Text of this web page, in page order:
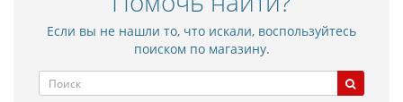
Если вы не нашли то, что искали, воспользуйтесь
поиском по магазину.